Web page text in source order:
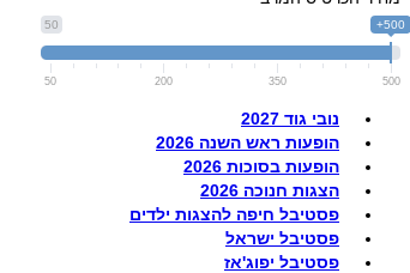
50 500+
50 200 350 500
נובי גוד 2027
הופעות ראש השנה 2026
הופעות בסוכות 2026
הצגות חנוכה 2026
פסטיבל חיפה להצגות ילדים
פסטיבל ישראל
פסטיבל יפוג'אז